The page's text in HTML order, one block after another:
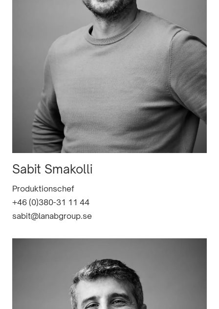
Sabit Smakolli
Produktionschef
+46 (0)380-31 11 44
sabit@lanabgroup.se